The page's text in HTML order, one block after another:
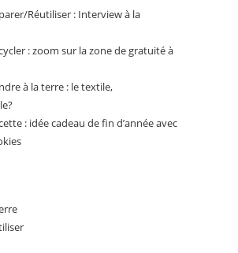
Réutiliser : Interview à la
: zoom sur la zone de gratuité à
à la terre : le textile,
: idée cadeau de fin d’année avec